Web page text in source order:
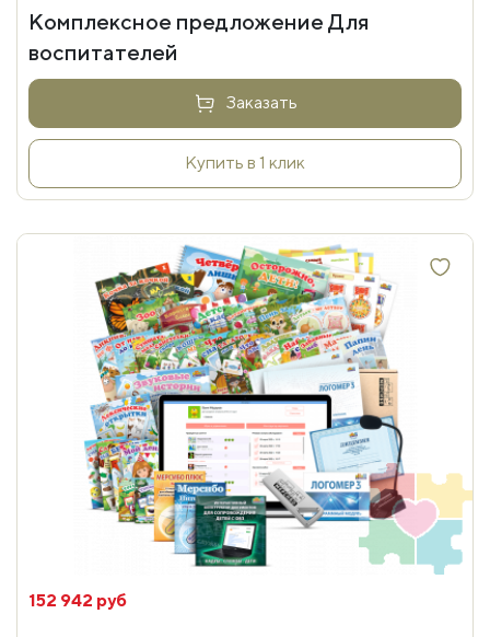
Комплексное предложение Для
воспитателей
Заказать
Купить в 1 клик
152 942 руб